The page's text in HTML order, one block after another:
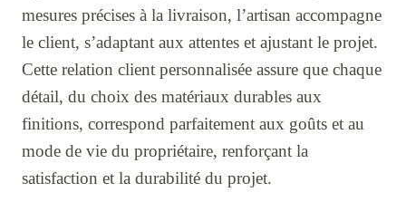
mesures précises à la livraison, l’artisan accompagne
le client, s’adaptant aux attentes et ajustant le projet.
Cette relation client personnalisée assure que chaque
détail, du choix des matériaux durables aux
finitions, correspond parfaitement aux goûts et au
mode de vie du propriétaire, renforçant la
satisfaction et la durabilité du projet.